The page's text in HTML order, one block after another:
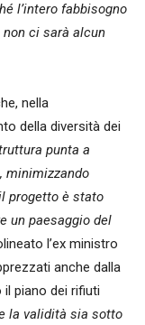
l’intero fabbisogno
ci sarà alcun
nella
della diversità dei
punta a
minimizzando
progetto è stato
un paesaggio del
l’ex ministro
anche dalla
piano dei rifiuti
e la validità sia sotto